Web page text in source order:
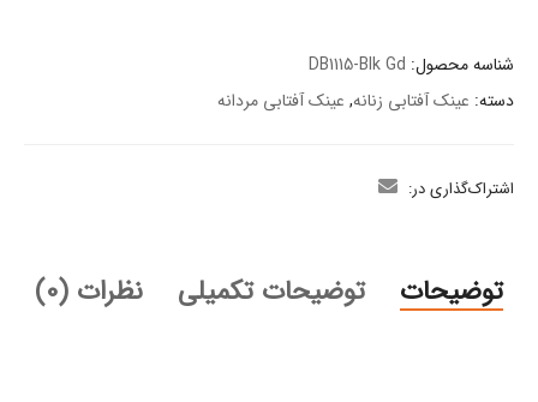
شناسه محصول: DB1115-Blk Gd
دسته: عینک آفتابی زنانه, عینک آفتابی مردانه
اشتراک‌گذاری در:
توضیحات توضیحات تکمیلی نظرات (0)